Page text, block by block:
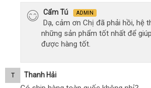
Cẩm Tú ADMIN
Dạ, cảm ơn Chị đã phải hồi, hệ
những sản phẩm tốt nhất để
được hàng tốt.
T Thanh Hải